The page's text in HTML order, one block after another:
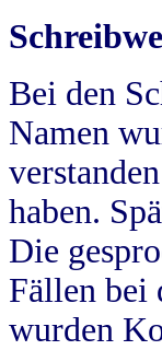
Bei den
Namen
haben.
Die
Fällen bei
wurden